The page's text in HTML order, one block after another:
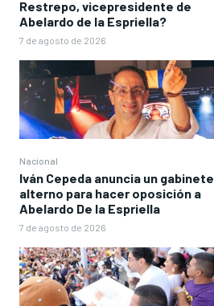
Restrepo, vicepresidente de
Abelardo de la Espriella?
7 de agosto de 2026
Nacional
Iván Cepeda anuncia un gabinete
alterno para hacer oposición a
Abelardo De la Espriella
7 de agosto de 2026